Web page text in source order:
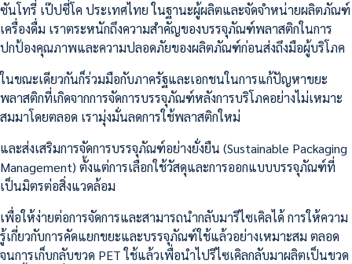
ซันโทรี่ เป๊ปซี่โค ประเทศไทย ในฐานะผู้ผลิตและจัดจำหน่ายผลิตภัณฑ์
เครื่องดื่ม เราตระหนักถึงความสำคัญของบรรจุภัณฑ์พลาสติกในการ
ปกป้องคุณภาพและความปลอดภัยของผลิตภัณฑ์ก่อนส่งถึงมือผู้บริโภค
ในขณะเดียวกันก็ร่วมมือกับภาครัฐและเอกชนในการแก้ปัญหาขยะ
พลาสติกที่เกิดจากการจัดการบรรจุภัณฑ์หลังการบริโภคอย่างไม่เหมาะ
สมมาโดยตลอด เรามุ่งมั่นลดการใช้พลาสติกใหม่
และส่งเสริมการจัดการบรรจุภัณฑ์อย่างยั่งยืน (Sustainable Packaging
Management) ตั้งแต่การเลือกใช้วัสดุและการออกแบบบรรจุภัณฑ์ที่
เป็นมิตรต่อสิ่งแวดล้อม
เพื่อให้ง่ายต่อการจัดการและสามารถนำกลับมารีไซเคิลได้ การให้ความ
รู้เกี่ยวกับการคัดแยกขยะและบรรจุภัณฑ์ใช้แล้วอย่างเหมาะสม ตลอด
จนการเก็บกลับขวด PET ใช้แล้วเพื่อนำไปรีไซเคิลกลับมาผลิตเป็นขวด